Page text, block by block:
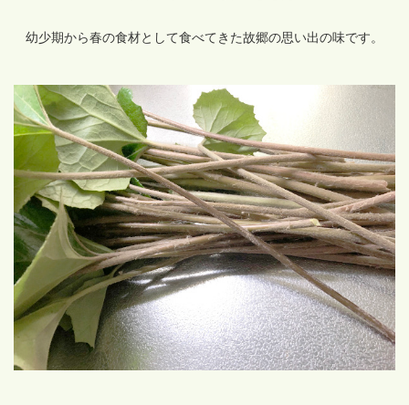
幼少期から春の食材として食べてきた故郷の思い出の味です。